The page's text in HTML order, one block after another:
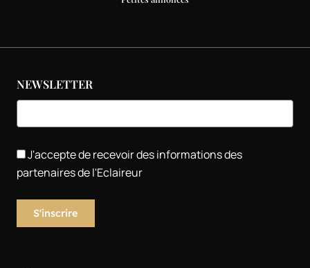
NEWSLETTER
J'accepte de recevoir des informations des
partenaires de l'Eclaireur